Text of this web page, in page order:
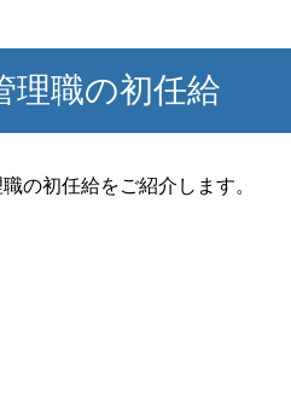
理職の初任給
の初任給をご紹介します。